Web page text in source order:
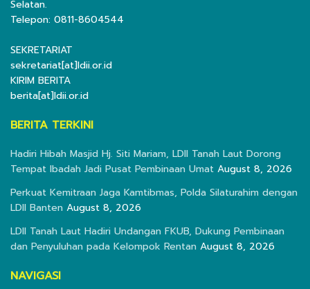
Selatan.
Telepon: 0811-8604544
SEKRETARIAT
sekretariat[at]ldii.or.id
KIRIM BERITA
berita[at]ldii.or.id
BERITA TERKINI
Hadiri Hibah Masjid Hj. Siti Mariam, LDII Tanah Laut Dorong
Tempat Ibadah Jadi Pusat Pembinaan Umat August 8, 2026
Perkuat Kemitraan Jaga Kamtibmas, Polda Silaturahim dengan
LDII Banten August 8, 2026
LDII Tanah Laut Hadiri Undangan FKUB, Dukung Pembinaan
dan Penyuluhan pada Kelompok Rentan August 8, 2026
NAVIGASI